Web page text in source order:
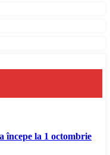
la 1 octombrie